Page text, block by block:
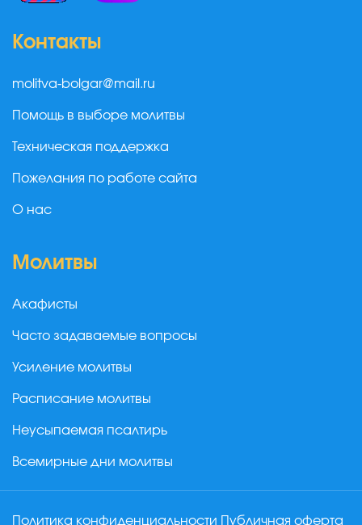
Контакты
molitva-bolgar@mail.ru
Помощь в выборе молитвы
Техническая поддержка
Пожелания по работе сайта
О нас
Молитвы
Акафисты
Часто задаваемые вопросы
Усиление молитвы
Расписание молитвы
Неусыпаемая псалтирь
Всемирные дни молитвы
Политика конфиденциальности Публичная оферта